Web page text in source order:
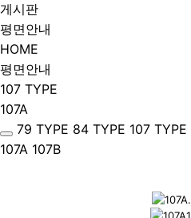
게시판
평면안내
HOME
평면안내
107 TYPE
107A
79 TYPE 84 TYPE 107 TYPE
107A 107B